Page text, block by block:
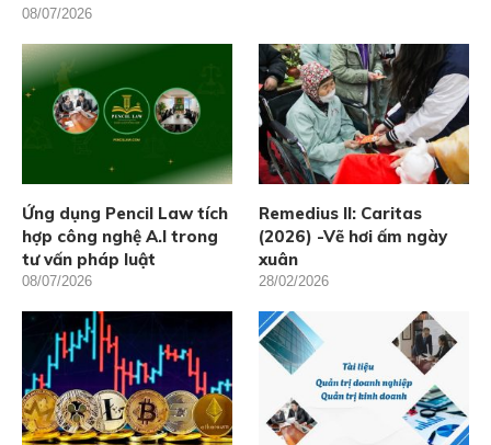
08/07/2026
Ứng dụng Pencil Law tích
hợp công nghệ A.I trong
tư vấn pháp luật
08/07/2026
Remedius II: Caritas
(2026) -Vẽ hơi ấm ngày
xuân
28/02/2026